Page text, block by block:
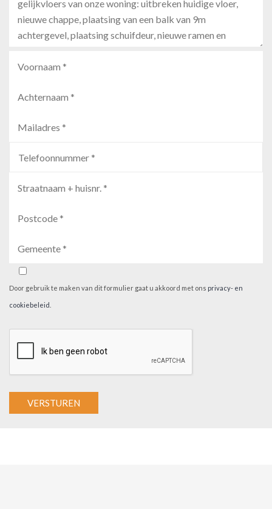
Door gebruik te maken van dit formulier gaat u akkoord met ons privacy- en
cookiebeleid